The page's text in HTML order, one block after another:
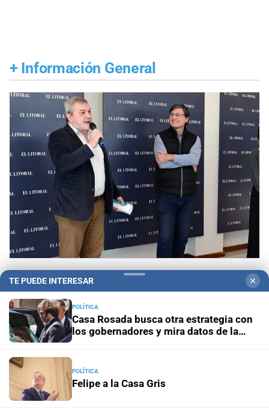
+ Información General
AniversarioEl Litoral cumplió 108 años y celebró
la trayectoria de empleados que son parte de su
historia
Panorama astrológicoHoróscopo de hoy 9 de agosto de
Horóscopo del díaHoróscopo de hoy para Piscis: 09 de
agosto de 2026
TE PUEDE INTERESAR ✕
POLÍTICA
Casa Rosada busca otra estrategia con
los gobernadores y mira datos de la
POLÍTICA
Felipe a la Casa Gris